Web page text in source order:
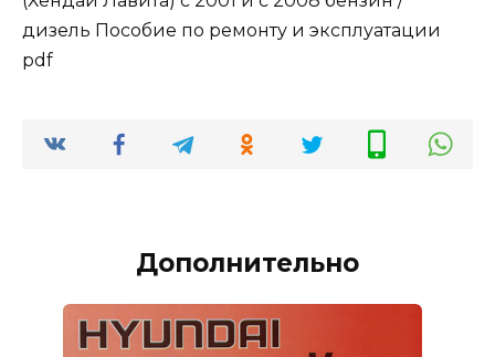
дизель Пособие по ремонту и эксплуатации
pdf
Дополнительно